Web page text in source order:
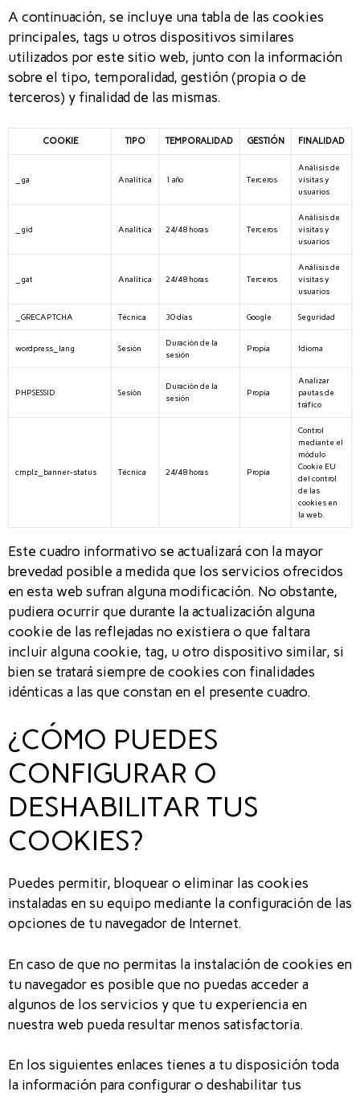
A continuación, se incluye una tabla de las cookies
principales, tags u otros dispositivos similares
utilizados por este sitio web, junto con la información
sobre el tipo, temporalidad, gestión (propia o de
terceros) y finalidad de las mismas.
COOKIE TIPO TEMPORALIDAD GESTIÓN FINALIDAD
_ga Analítica 1 año Terceros
Análisis de
visitas y
usuarios
_gid Analítica 24/48 horas Terceros
Análisis de
visitas y
usuarios
_gat Analítica 24/48 horas Terceros
Análisis de
visitas y
usuarios
_GRECAPTCHA Técnica 30 días Google Seguridad
wordpress_lang Sesión
Duración de la
sesión
Propia Idioma
PHPSESSID Sesión
Duración de la
sesión
Propia
Analizar
pautas de
tráfico
cmplz_banner-status Técnica 24/48 horas Propia
Control
mediante el
módulo
Cookie EU
del control
de las
cookies en
la web.
Este cuadro informativo se actualizará con la mayor
brevedad posible a medida que los servicios ofrecidos
en esta web sufran alguna modificación. No obstante,
pudiera ocurrir que durante la actualización alguna
cookie de las reflejadas no existiera o que faltara
incluir alguna cookie, tag, u otro dispositivo similar, si
bien se tratará siempre de cookies con finalidades
idénticas a las que constan en el presente cuadro.
¿CÓMO PUEDES
CONFIGURAR O
DESHABILITAR TUS
COOKIES?
Puedes permitir, bloquear o eliminar las cookies
instaladas en su equipo mediante la configuración de las
opciones de tu navegador de Internet.
En caso de que no permitas la instalación de cookies en
tu navegador es posible que no puedas acceder a
algunos de los servicios y que tu experiencia en
nuestra web pueda resultar menos satisfactoria.
En los siguientes enlaces tienes a tu disposición toda
la información para configurar o deshabilitar tus